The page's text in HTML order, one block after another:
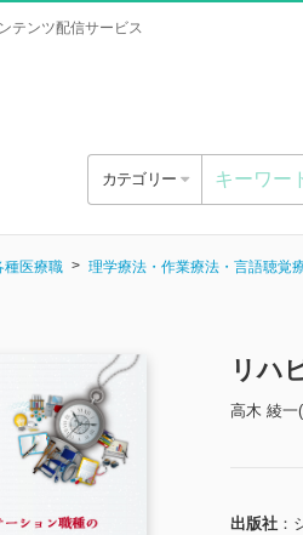
テンツ配信サービス
カテゴリー
種医療職 理学療法・作業療法・言語聴覚
リハ
高木 綾一
出版社